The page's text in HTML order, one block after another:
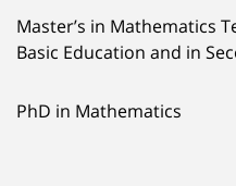
Master’s in Mathematics
Basic Education and in
PhD in Mathematics